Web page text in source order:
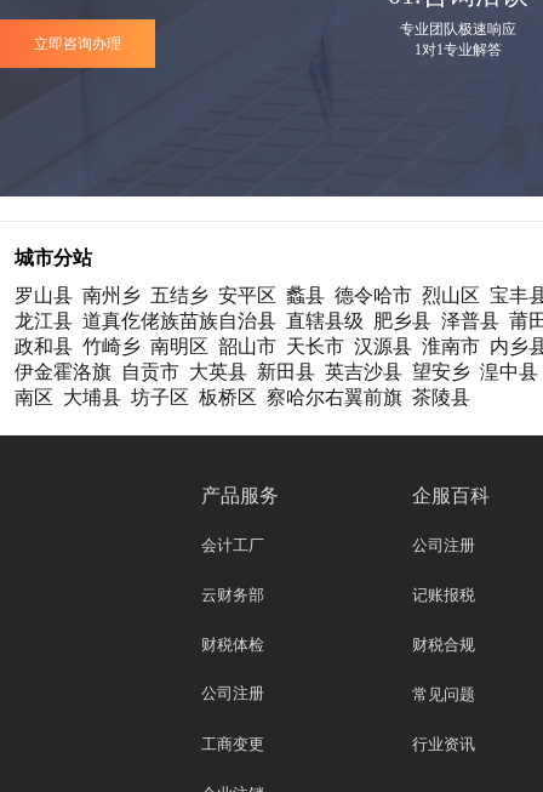
立即咨询办理
专业团队极速响应
1对1专业解答
城市分站
罗山县 南州乡 五结乡 安平区 蠡县 德令哈市 烈山区 宝丰
龙江县 道真仡佬族苗族自治县 直辖县级 肥乡县 泽普县 莆
政和县 竹崎乡 南明区 韶山市 天长市 汉源县 淮南市 内乡
伊金霍洛旗 自贡市 大英县 新田县 英吉沙县 望安乡 湟中县
南区 大埔县 坊子区 板桥区 察哈尔右翼前旗 茶陵县
产品服务
会计工厂
云财务部
财税体检
公司注册
工商变更
企服百科
公司注册
记账报税
财税合规
常见问题
行业资讯